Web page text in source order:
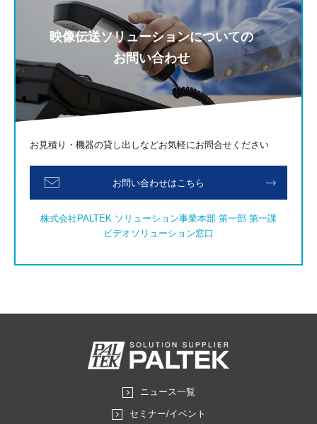
映像伝送ソリューションについての
お問い合わせ
お見積り・機器の貸し出しなどお気軽にお問合せください
お問い合わせはこちら
株式会社PALTEK ソリューション事業本部 第一部 第一課
ビデオソリューション窓口
ニュース一覧
セミナー/イベント